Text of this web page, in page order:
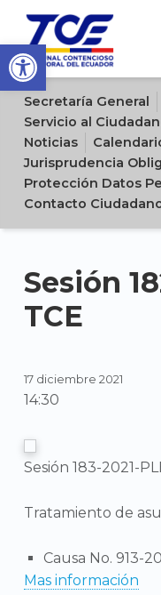
Open toolbar
Sitio oficial del Tribunal Contencioso Electoral del Ecuador
Secretaría General
Servicio al
Noticias
Jurisprudencia
Protección Datos
Contacto
Sesión
TCE
17 diciembre 2021
14:30
Sesión 183-2021-
Tratamiento de
Causa No. 913-
Mas información